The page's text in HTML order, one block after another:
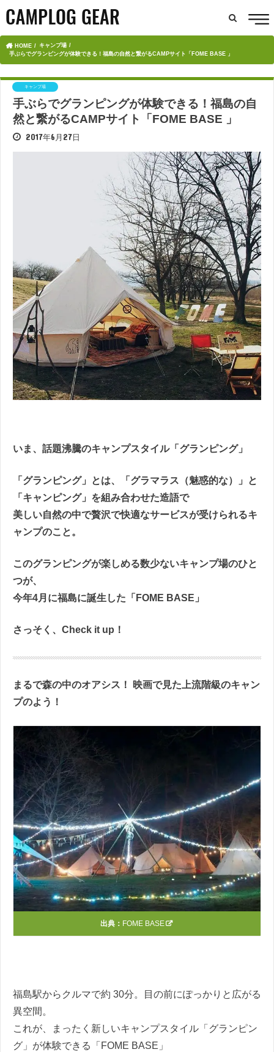
HOME
キャンプ場
手ぶらでグランピングが体験できる！福島の自然と繋がるCAMPサイト「FOME BASE 」
キャンプ場
手ぶらでグランピングが体験できる！福島の自
然と繋がるCAMPサイト「FOME BASE 」
2017年6月27日
いま、話題沸騰のキャンプスタイル「グランピング」
「グランピング」とは、
「グラマラス（魅惑的な）」と
「キャンピング」を組み合わせた造語で
美しい自然の中で贅沢で快適なサービスが受けられるキ
ャンプのこと。
このグランピングが楽しめる数少ないキャンプ場のひと
つが、
今年4月に福島に誕生した「FOME BASE」
さっそく、Check it up！
まるで森の中のオアシス！ 映画で見た上流階級のキャン
プのよう！
出典： FOME BASE
福島駅からクルマで約 30分。目の前にぽっかりと広がる
異空間。
これが、まったく新しいキャンプスタイル「グランピン
グ」が体験できる「FOME BASE」